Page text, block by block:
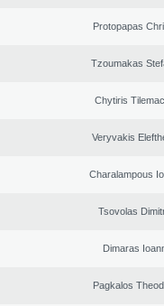
Protopapas
Tzoumakas
Chytiris
Veryvakis
Charalampous
Tsovolas
Dimaras
Pagkalos